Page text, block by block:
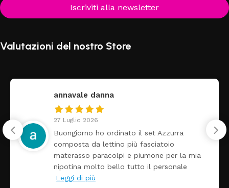
Iscriviti alla newsletter
Valutazioni del nostro Store
federica
Tutti perfetto! Ho ordinato un lettino
arrivato ben imballato dopo pochi
Prezzo ottimi rispetto la concorrenza